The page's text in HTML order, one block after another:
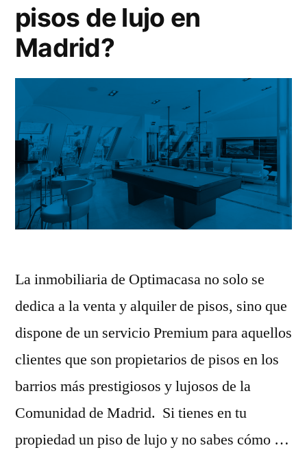
pisos de lujo en
Madrid?
La inmobiliaria de Optimacasa no solo se
dedica a la venta y alquiler de pisos, sino que
dispone de un servicio Premium para aquellos
clientes que son propietarios de pisos en los
barrios más prestigiosos y lujosos de la
Comunidad de Madrid. Si tienes en tu
propiedad un piso de lujo y no sabes cómo …